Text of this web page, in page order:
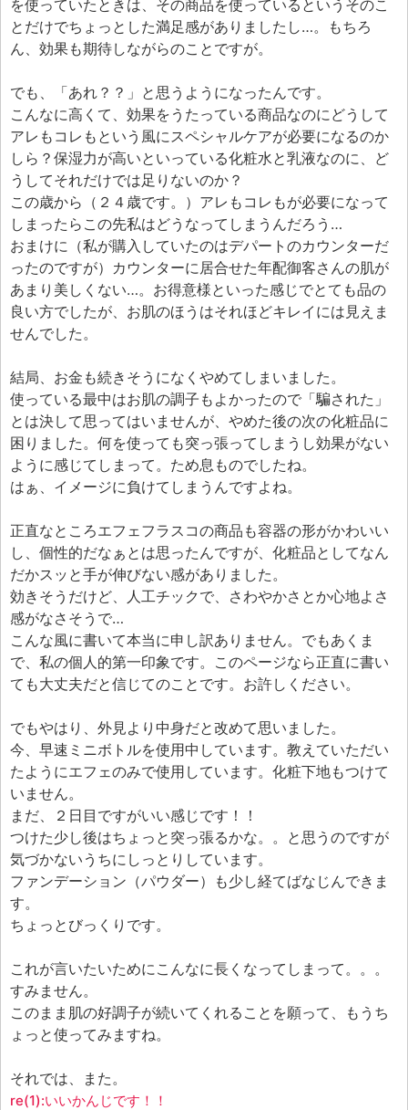
を使っていたときは、その商品を使っているというそのこ
とだけでちょっとした満足感がありましたし…。もちろ
ん、効果も期待しながらのことですが。
でも、「あれ？？」と思うようになったんです。
こんなに高くて、効果をうたっている商品なのにどうして
アレもコレもという風にスペシャルケアが必要になるのか
しら？保湿力が高いといっている化粧水と乳液なのに、ど
うしてそれだけでは足りないのか？
この歳から（２４歳です。）アレもコレもが必要になって
しまったらこの先私はどうなってしまうんだろう…
おまけに（私が購入していたのはデパートのカウンターだ
ったのですが）カウンターに居合せた年配御客さんの肌が
あまり美しくない…。お得意様といった感じでとても品の
良い方でしたが、お肌のほうはそれほどキレイには見えま
せんでした。
結局、お金も続きそうになくやめてしまいました。
使っている最中はお肌の調子もよかったので「騙された」
とは決して思ってはいませんが、やめた後の次の化粧品に
困りました。何を使っても突っ張ってしまうし効果がない
ように感じてしまって。ため息ものでしたね。
はぁ、イメージに負けてしまうんですよね。
正直なところエフェフラスコの商品も容器の形がかわいい
し、個性的だなぁとは思ったんですが、化粧品としてなん
だかスッと手が伸びない感がありました。
効きそうだけど、人工チックで、さわやかさとか心地よさ
感がなさそうで…
こんな風に書いて本当に申し訳ありません。でもあくま
で、私の個人的第一印象です。このページなら正直に書い
ても大丈夫だと信じてのことです。お許しください。
でもやはり、外見より中身だと改めて思いました。
今、早速ミニボトルを使用中しています。教えていただい
たようにエフェのみで使用しています。化粧下地もつけて
いません。
まだ、２日目ですがいい感じです！！
つけた少し後はちょっと突っ張るかな。。と思うのですが
気づかないうちにしっとりしています。
ファンデーション（パウダー）も少し経てばなじんできま
す。
ちょっとびっくりです。
これが言いたいためにこんなに長くなってしまって。。。
すみません。
このまま肌の好調子が続いてくれることを願って、もうち
ょっと使ってみますね。
それでは、また。
re(1):いいかんじです！！